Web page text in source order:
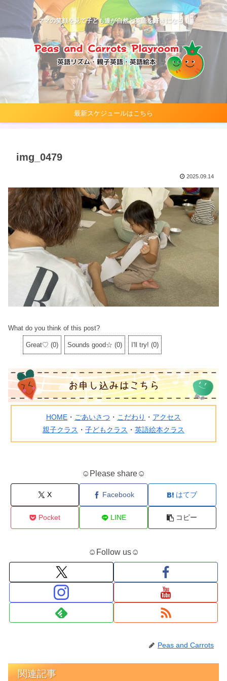
ママの笑顔を見て子ども達が自然と英語を好きになる！
最新スケジュールはこちら
img_0479
2025.09.14
What do you think of this post?
Great♡ (0) Sounds good☆ (0) I'll try! (0)
HOME ・ ごあいさつ ・ こだわり ・ アクセス
親子クラス ・ 子どもクラス ・ 英語絵本クラス
☺Please share☺
X Facebook はてブ
Pocket LINE コピー
☺Follow us☺
Peas and Carrots
関連記事